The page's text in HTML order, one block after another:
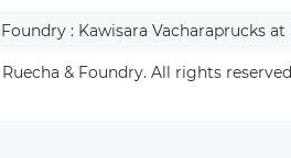
: Kawisara Vacharaprucks
& Foundry. All rights